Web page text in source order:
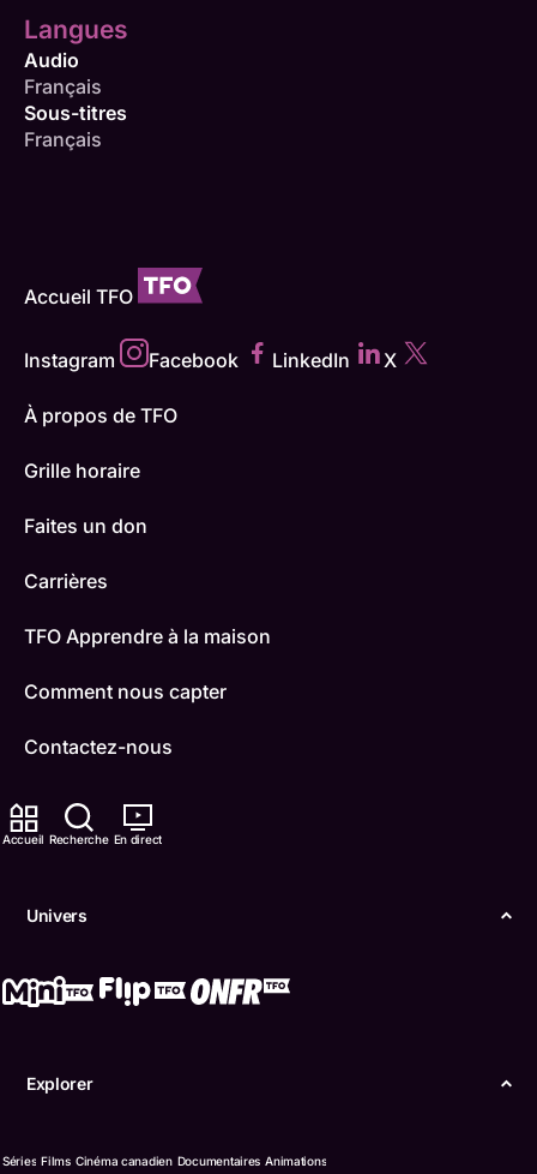
Accueil Recherche En direct
Univers
Explorer
Séries Films Cinéma canadien Documentaires Animations
Langues
Audio
Français
Sous-titres
Français
Accueil TFO
Instagram Facebook LinkedIn X
À propos de TFO
Grille horaire
Faites un don
Carrières
TFO Apprendre à la maison
Comment nous capter
Contactez-nous
ONFR
Boukili
Confidentialité
langue française de l’Ontario (TFO) - 2026